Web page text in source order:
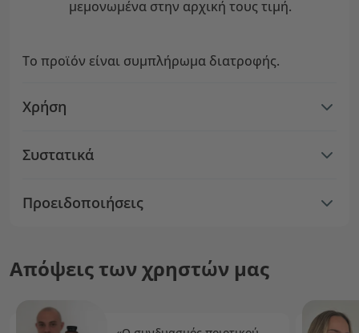
μεμονωμένα στην αρχική τους τιμή.
Το προϊόν είναι συμπλήρωμα διατροφής.
Χρήση
Συστατικά
Προειδοποιήσεις
Απόψεις των χρηστών μας